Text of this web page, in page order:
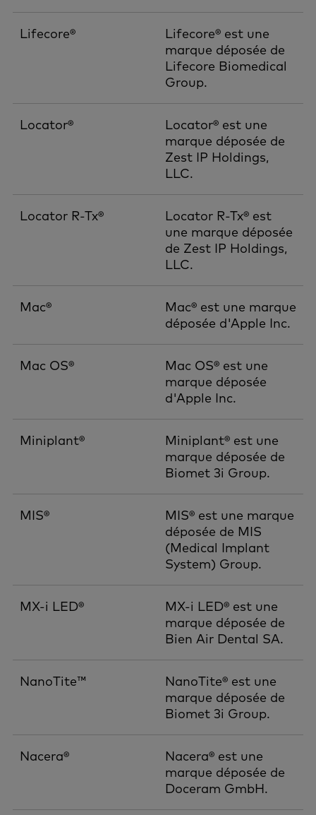
Lifecore®
Lifecore® est une
marque déposée de
Lifecore Biomedical
Group.
Locator®
Locator® est une
marque déposée de
Zest IP Holdings,
LLC.
Locator R-Tx®
Locator R-Tx® est
une marque déposée
de Zest IP Holdings,
LLC.
Mac®
Mac® est une marque
déposée d'Apple Inc.
Mac OS®
Mac OS® est une
marque déposée
d'Apple Inc.
Miniplant®
Miniplant® est une
marque déposée de
Biomet 3i Group.
MIS®
MIS® est une marque
déposée de MIS
(Medical Implant
System) Group.
MX-i LED®
MX-i LED® est une
marque déposée de
Bien Air Dental SA.
NanoTite™
NanoTite® est une
marque déposée de
Biomet 3i Group.
Nacera®
Nacera® est une
marque déposée de
Doceram GmbH.